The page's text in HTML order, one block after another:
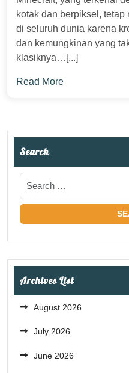
kotak dan berpiksel,
di seluruh dunia karena
dan kemungkinan yang
klasiknya…[...]
Read More
Search
Archives List
August 2026
July 2026
June 2026